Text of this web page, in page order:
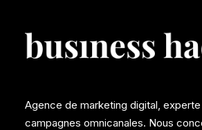
Agence de marketing digital,
campagnes omnicanales. Nous